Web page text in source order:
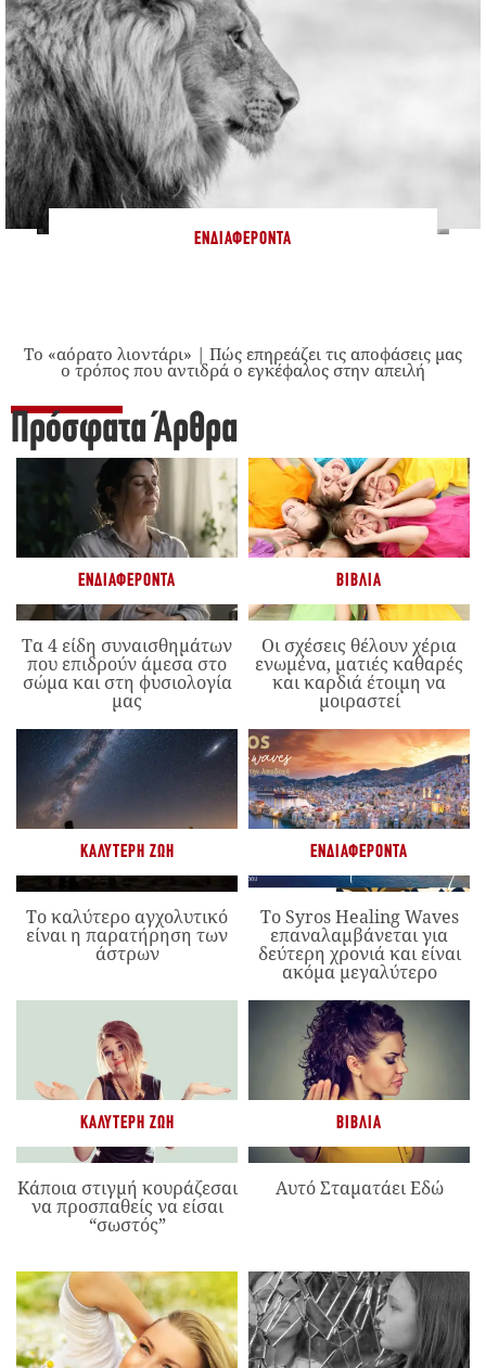
ΕΝΔΙΑΦΈΡΟΝΤΑ
Το «αόρατο λιοντάρι» | Πώς επηρεάζει τις αποφάσεις μας
ο τρόπος που αντιδρά ο εγκέφαλος στην απειλή
Πρόσφατα Άρθρα
ΕΝΔΙΑΦΈΡΟΝΤΑ
Τα 4 είδη συναισθημάτων
που επιδρούν άμεσα στο
σώμα και στη φυσιολογία
μας
ΒΙΒΛΊΑ
Οι σχέσεις θέλουν χέρια
ενωμένα, ματιές καθαρές
και καρδιά έτοιμη να
μοιραστεί
ΚΑΛΎΤΕΡΗ ΖΩΉ
Το καλύτερο αγχολυτικό
είναι η παρατήρηση των
άστρων
ΕΝΔΙΑΦΈΡΟΝΤΑ
Το Syros Healing Waves
επαναλαμβάνεται για
δεύτερη χρονιά και είναι
ακόμα μεγαλύτερο
ΚΑΛΎΤΕΡΗ ΖΩΉ
Κάποια στιγμή κουράζεσαι
να προσπαθείς να είσαι
“σωστός”
ΒΙΒΛΊΑ
Αυτό Σταματάει Εδώ